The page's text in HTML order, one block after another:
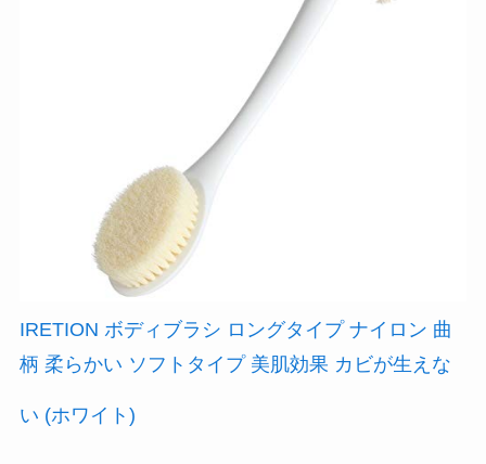
IRETION ボディブラシ ロングタイプ ナイロン 曲
柄 柔らかい ソフトタイプ 美肌効果 カビが生えな
い (ホワイト)